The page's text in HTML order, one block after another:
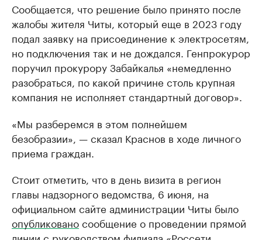
Сообщается, что решение было принято после
жалобы жителя Читы, который еще в 2023 году
подал заявку на присоединение к электросетям,
но подключения так и не дождался. Генпрокурор
поручил прокурору Забайкалья «немедленно
разобраться, по какой причине столь крупная
компания не исполняет стандартный договор».
«Мы разберемся в этом полнейшем
безобразии», — сказал Краснов в ходе личного
приема граждан.
Стоит отметить, что в день визита в регион
главы надзорного ведомства, 6 июня, на
официальном сайте администрации Читы было
опубликованосообщение о проведении прямой